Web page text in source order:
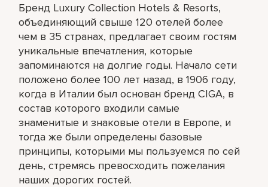
Бренд Luxury Collection Hotels & Resorts,
объединяющий свыше 120 отелей более
чем в 35 странах, предлагает своим гостям
уникальные впечатления, которые
запоминаются на долгие годы. Начало сети
положено более 100 лет назад, в 1906 году,
когда в Италии был основан бренд CIGA, в
состав которого входили самые
знаменитые и знаковые отели в Европе, и
тогда же были определены базовые
принципы, которыми мы пользуемся по сей
день, стремясь превосходить пожелания
наших дорогих гостей.